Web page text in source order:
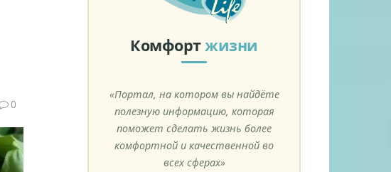
0
Комфортжизни
«Портал, на котором вы найдёте
полезную информацию, которая
поможет сделать жизнь более
комфортной и качественной во
всех сферах»